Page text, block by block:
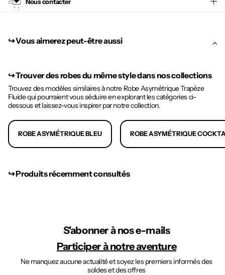
Nous contacter
↪︎ Vous aimerez peut-être aussi
↪︎Trouver des robes du même style dans nos collections
Trouvez des modèles similaires à notre Robe Asymétrique Trapèze
Fluide qui pourraient vous séduire en explorant les catégories ci-
dessous et laissez-vous inspirer par notre collection.
ROBE ASYMÉTRIQUE BLEU ROBE ASYMÉTRIQUE
↪︎ Produits récemment consultés
S'abonner à nos e-mails
Participer à notre aventure
Ne manquez aucune actualité et soyez les premiers informés des
soldes et des offres